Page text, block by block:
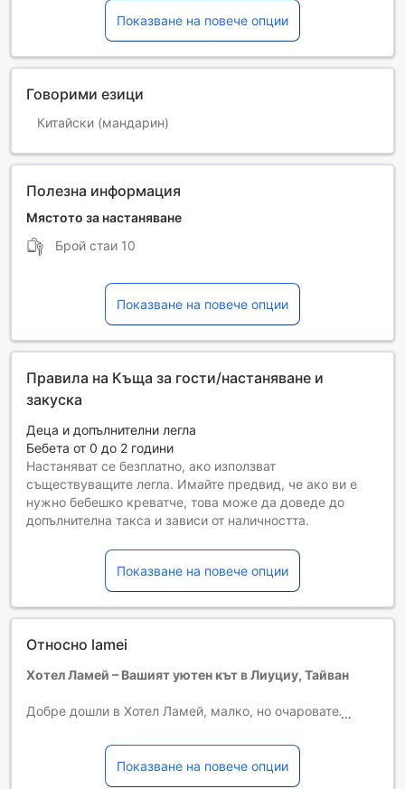
Показване на повече опции
Говорими езици
Китайски (мандарин)
Полезна информация
Мястото за настаняване
Брой стаи 10
Показване на повече опции
Правила на Къща за гости/настаняване и
закуска
Деца и допълнителни легла
Бебета от 0 до 2 години
Настаняват се безплатно, ако използват
съществуващите легла. Имайте предвид, че ако ви е
нужно бебешко креватче, това може да доведе до
допълнителна такса и зависи от наличността.
Безплатен престой, ако се използват наличните легла.
Гостите, навършили {0} години, се считат за възрастни
Възможността за допълнителни легла зависи от
избрания тип стая. За повече информация вижте
При резервиране на повече от 5 стаи е възможно да се
Показване на повече опции
Относно lamei
Хотел Ламей – Вашият уютен кът в Лиуциу, Тайван
Добре дошли в Хотел Ламей, малко, но очарователно
своите 10 комфортни стаи, този хотел предлага уютна и
приветлива атмосфера, идеална за семейства и двойки,
които искат да се насладят на спокойствието на
Показване на повече опции